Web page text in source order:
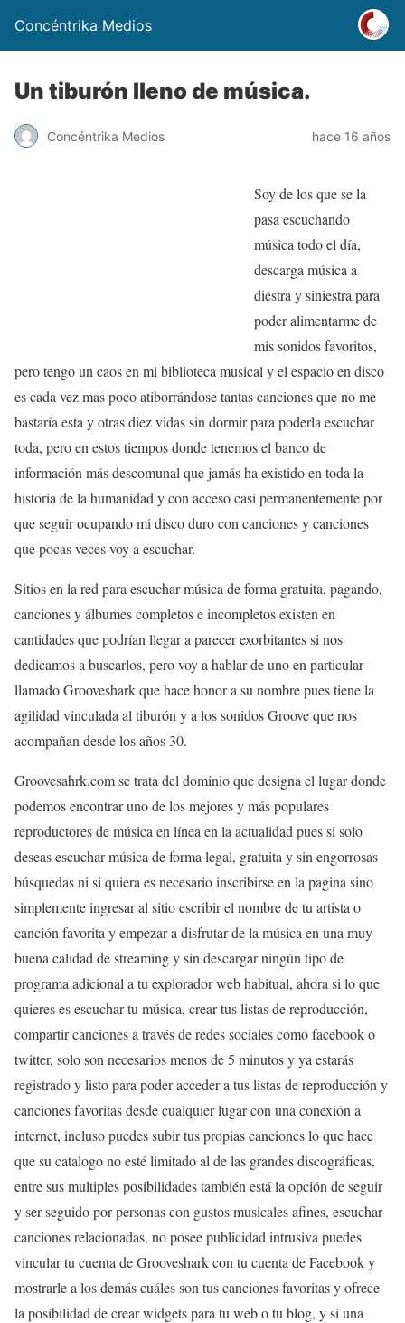
Concéntrika Medios
Un tiburón lleno de música.
Concéntrika Medios hace 16 años
Soy de los que se la
pasa escuchando
música todo el día,
descarga música a
diestra y siniestra para
poder alimentarme de
mis sonidos favoritos,
pero tengo un caos en mi biblioteca musical y el espacio en disco
es cada vez mas poco atiborrándose tantas canciones que no me
bastaría esta y otras diez vidas sin dormir para poderla escuchar
toda, pero en estos tiempos donde tenemos el banco de
información más descomunal que jamás ha existido en toda la
historia de la humanidad y con acceso casi permanentemente por
que seguir ocupando mi disco duro con canciones y canciones
que pocas veces voy a escuchar.
Sitios en la red para escuchar música de forma gratuita, pagando,
canciones y álbumes completos e incompletos existen en
cantidades que podrían llegar a parecer exorbitantes si nos
dedicamos a buscarlos, pero voy a hablar de uno en particular
llamado Grooveshark que hace honor a su nombre pues tiene la
agilidad vinculada al tiburón y a los sonidos Groove que nos
acompañan desde los años 30.
Groovesahrk.com se trata del dominio que designa el lugar donde
podemos encontrar uno de los mejores y más populares
reproductores de música en línea en la actualidad pues si solo
deseas escuchar música de forma legal, gratuita y sin engorrosas
búsquedas ni si quiera es necesario inscribirse en la pagina sino
simplemente ingresar al sitio escribir el nombre de tu artista o
canción favorita y empezar a disfrutar de la música en una muy
buena calidad de streaming y sin descargar ningún tipo de
programa adicional a tu explorador web habitual, ahora si lo que
quieres es escuchar tu música, crear tus listas de reproducción,
compartir canciones a través de redes sociales como facebook o
twitter, solo son necesarios menos de 5 minutos y ya estarás
registrado y listo para poder acceder a tus listas de reproducción y
canciones favoritas desde cualquier lugar con una conexión a
internet, incluso puedes subir tus propias canciones lo que hace
que su catalogo no esté limitado al de las grandes discográficas,
entre sus multiples posibilidades también está la opción de seguir
y ser seguido por personas con gustos musicales afines, escuchar
canciones relacionadas, no posee publicidad intrusiva puedes
vincular tu cuenta de Grooveshark con tu cuenta de Facebook y
mostrarle a los demás cuáles son tus canciones favoritas y ofrece
la posibilidad de crear widgets para tu web o tu blog, y si una